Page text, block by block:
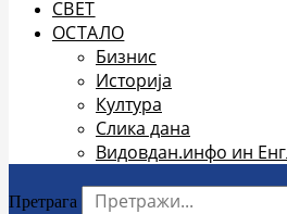
СВЕТ
ОСТАЛО
Бизнис
Историја
Култура
Слика дана
Видовдан.инфо ин
Претрага